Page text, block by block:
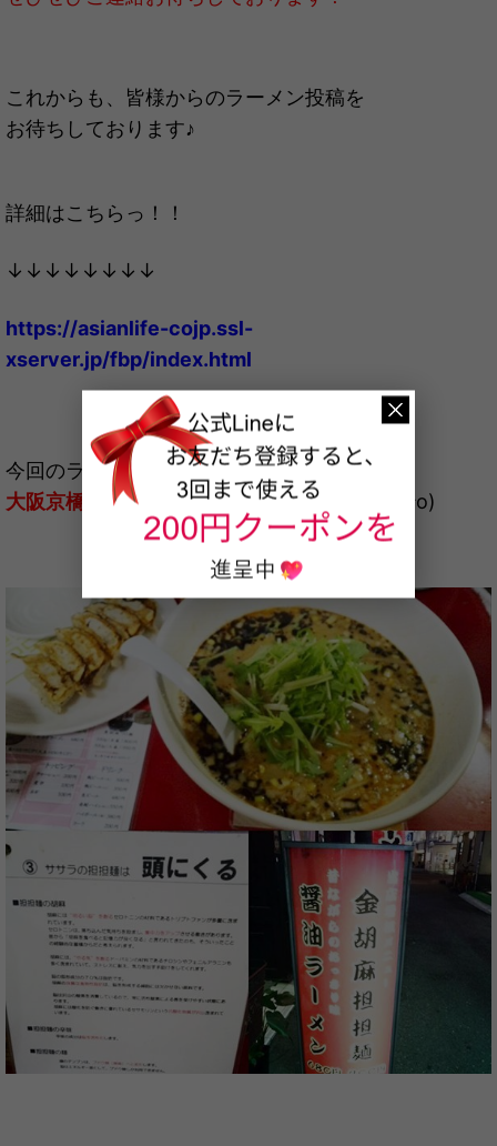
これからも、皆様からのラーメン投稿を
お待ちしております♪
詳細はこちらっ！！
↓↓↓↓↓↓↓↓
https://asianlife-cojp.ssl-
xserver.jp/fbp/index.html
今回のラーメンは、阿部様からご投稿頂いた
大阪京橋にあるササラさんの坦々麺
です(o^∇^o)